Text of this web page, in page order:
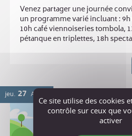
Venez partager une journée
un programme varié incluant :
10h café viennoiseries tombola,
pétanque en triplettes, 18h spectacle de magie et 19h
jeu. 27 AOÛT
Ce site utilise des cookies
contrôle sur ceux que
activer